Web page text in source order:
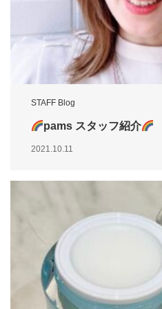
STAFF Blog
pams スタッフ紹介
2021.10.11